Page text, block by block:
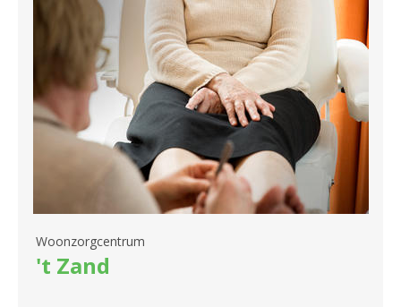
2610 Wilrijk
2660 Hoboken
Woonzorgcentrum
't Zand